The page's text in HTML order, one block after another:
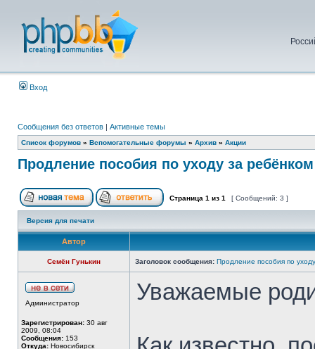
Вход
Сообщения без ответов | Активные темы
Список форумов » Вспомогательные форумы » Архив » Акции
Продление пособия по уходу за
Страница 1 из 1 [ Сообщений: 3 ]
Версия для печати
Автор
Семён Гунькин Заголовок сообщения: Продление пособия по
Администратор
Зарегистрирован: 30 авг
2009, 08:04
Сообщения: 153
Откуда: Новосибирск
Уважаемые